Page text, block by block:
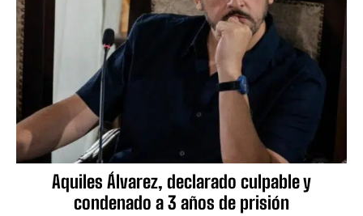
Aquiles Álvarez, declarado culpable y
condenado a 3 años de prisión